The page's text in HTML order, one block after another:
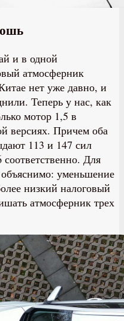
и в одной
атмосферник
нет уже давно, и
Теперь у нас, как
мотор 1,5 в
версиях. Причем оба
113 и 147 сил
Для
уменьшение
низкий налоговый
атмосферник трех